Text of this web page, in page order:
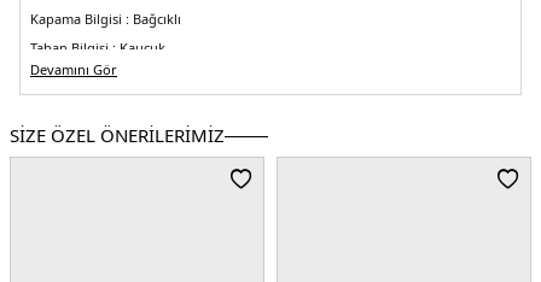
Kapama Bilgisi : Bağcıklı
Taban Bilgisi : Kauçuk
Burun Tipi :Yuvarlak Burun
5DK1MBGT22018NEORGONG62.07
Devamını Gör
SİZE ÖZEL ÖNERİLERİMİZ